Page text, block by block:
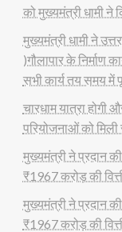
को मुख्यमंत्री धामी ने
मुख्यमंत्री धामी ने
)गौलापार के निर्माण
सभी कार्य तय समय में
चारधाम यात्रा
परियोजनाओं को मिली
मुख्यमंत्री ने प्रदान की
₹1967 करोड़ की
मुख्यमंत्री ने प्रदान की
₹1967 करोड़ की